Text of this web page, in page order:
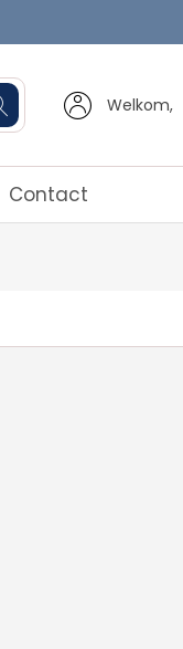
Welkom,
Contact